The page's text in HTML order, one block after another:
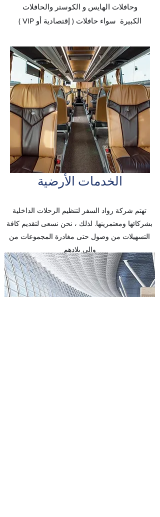
وحافلات الهايس و الكوستر والحافلات
الكبيرة سواء حافلات ( إقتصادية أو VIP )
الخدمات الأرضية
تهتم شركة رواد السفر لتنظيم الرحلات الداخلية
بشركائها ومعتمرينها. لذلك ، نحن نسعى لتقديم كافة
التسهيلات من وصول حتى مغادرة المجموعات من
وإلى بلادهم